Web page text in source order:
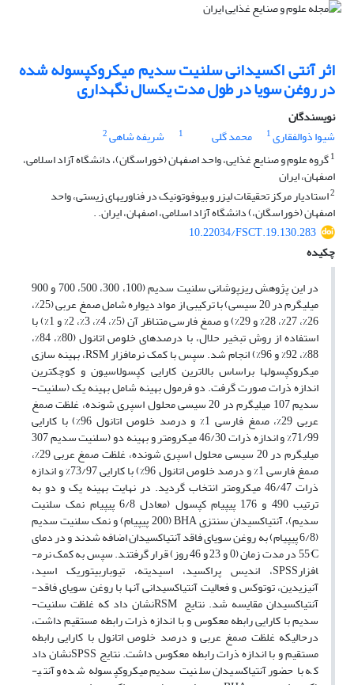
اثر آنتی اکسیدانی سلنیت سدیم میکروکپسوله شده
در روغن سویا در طول مدت یکسال نگهداری
نویسندگان
شیوا ذوالفقاری1 محمد گلی 1 شریفه شاهی2
1گروه علوم و صنایع غذایی، واحد اصفهان (خوراسگان)، دانشگاه آزاد اسلامی،
اصفهان، ایران
2استادیار مرکز تحقیقات لیزر و بیوفوتونیک در فناوریهای زیستی، واحد
اصفهان (خوراسگان،) دانشگاه آزاد اسلامی، اصفهان، ایران. .
10.22034/FSCT.19.130.283
چکیده
در این پژوهش ریزپوشانی سلنیت ­سدیم (100، 300، 500، 700 و 900
میلی­گرم در 20 سی­سی) با ترکیبی از مواد دیواره شامل صمغ عربی (25%،
26%، 27%، 28% و 29%) و صمغ فارسی متناظر آن (5%، 4%، 3%، 2% و 1%) با
استفاده از روش تبخیر حلال، با درصد‌های خلوص اتانول (80%، 84%،
88%، 92% و 96%) انجام شد. سپس با کمک نرم­افزار RSM، بهینه­ سازی
میکروکپسول­ها براساس بالاترین کارایی کپسولاسیون و کوچکترین
اندازه­ ذرات صورت گرفت. دو فرمول بهینه شامل بهینه­ یک (سلنیت­
سدیم 107 میلی­گرم در 20 سی­سی محلول اسپری شونده، غلظت صمغ
عربی 29%، صمغ فارسی 1% و درصد خلوص اتانول 96%) با کارایی
71/99% و اندازه­ ذرات 46/30 میکرومتر و بهینه­ دو (سلنیت ­سدیم 307
میلی­گرم در 20 سی­سی محلول اسپری شونده، غلظت صمغ عربی 29%،
صمغ فارسی 1% و درصد خلوص اتانول 96%) با کارایی 73/97% و اندازه‌
ذرات 46/47 میکرومتر انتخاب گردید. در نهایت بهینه­ یک و دو به
ترتیب 490 و 176 پی­پی­ام کپسول (معادل 6/8 پی­پی­ام نمک سلنیت
سدیم)، آنتی­اکسیدان سنتزیBHA(200 پی­پی­ام) و نمک سلنیت ­سدیم
(6/8 پی­پی­ام) به روغن سویای فاقد آنتی­اکسیدان اضافه شدند و در دمای
C
° 55 در مدت زمان (0 و 23 و 46 روز) قرار گرفتند. سپس به کمک نرم­
افزارSPSS، اندیس پراکسید، اسیدیته، تیوباربیتوریک اسید،
آنیزیدین، توتوکس و فعالیت آنتی­اکسیدانی آن­ها با روغن سویای فاقد­
آنتی­اکسیدان مقایسه شد. نتایج RSMنشان داد که غلظت سلنیت­
سدیم با کارایی رابطه­ معکوس و با اندازه­ ذرات رابطه مستقیم داشت،
در­حالی­که غلظت صمغ عربی و درصد خلوص اتانول با کارایی رابطه
مستقیم و با اندازه­ ذرات رابطه معکوس داشت. نتایج SPSSنشان داد
که با حضور آنتی­اکسیدان سلنیت­ سدیم میکروکپسوله شده و آنتی­